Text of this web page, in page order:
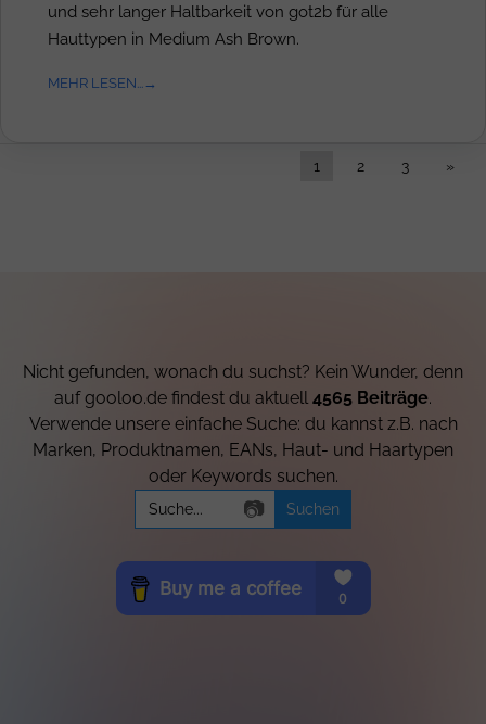
und sehr langer Haltbarkeit von got2b für alle
Hauttypen in Medium Ash Brown.
MEHR LESEN...
1 2 3 »
Nicht gefunden, wonach du suchst? Kein Wunder, denn
auf gooloo.de findest du aktuell 4565 Beiträge.
Verwende unsere einfache Suche: du kannst z.B. nach
Marken, Produktnamen, EANs, Haut- und Haartypen
oder Keywords suchen.
Search
for:
📷